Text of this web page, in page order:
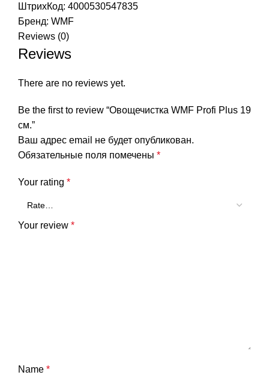
ШтрихКод: 4000530547835
Бренд: WMF
Reviews (0)
Reviews
There are no reviews yet.
Be the first to review “Овощечистка WMF Profi Plus 19
см.”
Ваш адрес email не будет опубликован.
Обязательные поля помечены *
Your rating *
Your review *
Name *